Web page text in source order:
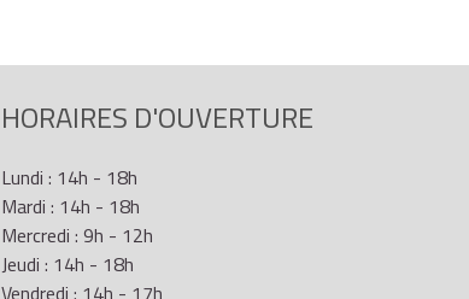
HORAIRES D'OUVERTURE
Lundi : 14h - 18h
Mardi : 14h - 18h
Mercredi : 9h - 12h
Jeudi : 14h - 18h